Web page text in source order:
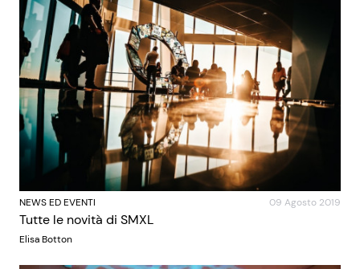
NEWS ED EVENTI 09 Agosto 2019
Tutte le novità di SMXL
Elisa Botton